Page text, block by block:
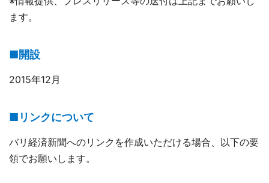
ます。
■開設
2015年12月
■リンクについて
バリ経済新聞へのリンクを作成いただける場合、以下の要
領でお願いします。